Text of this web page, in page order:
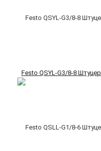
Festo QSYL-G3/8-8 Штуцер